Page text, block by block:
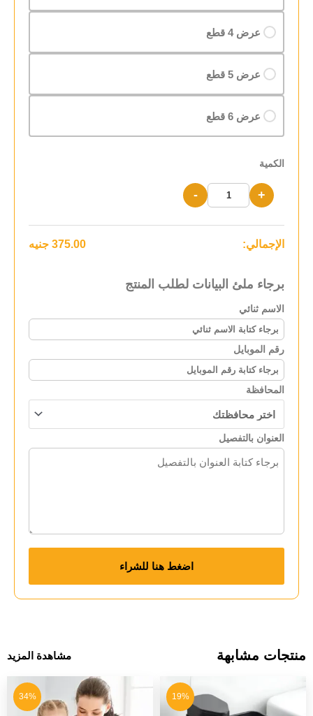
عرض 4 قطع
عرض 5 قطع
عرض 6 قطع
الكمية
+
-
الإجمالي: 375.00 جنيه
برجاء ملئ البيانات لطلب المنتج
الاسم ثنائي
رقم الموبايل
المحافظة
العنوان بالتفصيل
اضغط هنا للشراء
منتجات مشابهة مشاهدة المزيد
19%
34%